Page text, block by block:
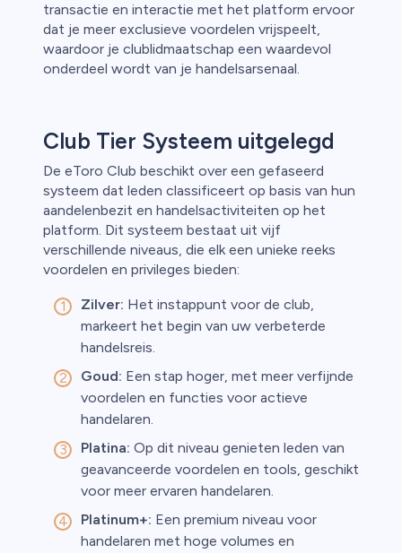
transactie en interactie met het platform ervoor
dat je meer exclusieve voordelen vrijspeelt,
waardoor je clublidmaatschap een waardevol
onderdeel wordt van je handelsarsenaal.
Club Tier Systeem uitgelegd
De eToro Club beschikt over een gefaseerd
systeem dat leden classificeert op basis van hun
aandelenbezit en handelsactiviteiten op het
platform. Dit systeem bestaat uit vijf
verschillende niveaus, die elk een unieke reeks
voordelen en privileges bieden:
Zilver: Het instappunt voor de club,
markeert het begin van uw verbeterde
handelsreis.
Goud: Een stap hoger, met meer verfijnde
voordelen en functies voor actieve
handelaren.
Platina: Op dit niveau genieten leden van
geavanceerde voordelen en tools, geschikt
voor meer ervaren handelaren.
Platinum+: Een premium niveau voor
handelaren met hoge volumes en